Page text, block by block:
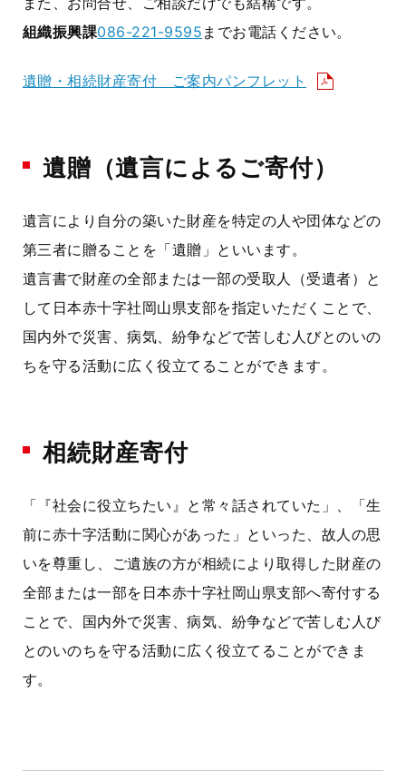
組織振興課086-221-9595 までお電話ください。
遺贈・相続財産寄付 ご案内パンフレット
遺贈（遺言によるご寄付）
遺言により自分の築いた財産を特定の人や団体などの
第三者に贈ることを「遺贈」といいます。
遺言書で財産の全部または一部の受取人（受遺者）と
して日本赤十字社岡山県支部を指定いただくことで、
国内外で災害、病気、紛争などで苦しむ人びとのいの
ちを守る活動に広く役立てることができます。
相続財産寄付
「『社会に役立ちたい』と常々話されていた」、「生
前に赤十字活動に関心があった」といった、故人の思
いを尊重し、ご遺族の方が相続により取得した財産の
全部または一部を日本赤十字社岡山県支部へ寄付する
ことで、国内外で災害、病気、紛争などで苦しむ人び
とのいのちを守る活動に広く役立てることができま
す。